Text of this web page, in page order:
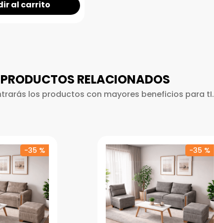
al carrito
PRODUCTOS RELACIONADOS
los productos con mayores beneficios para tI.
-35 % -35 %